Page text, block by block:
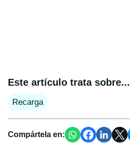
Este artículo trata sobre...
Recarga
Compártela en: